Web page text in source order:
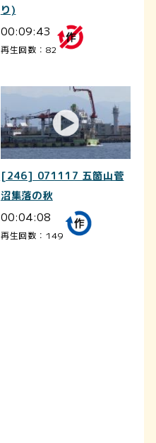
り)
00:09:43
再生回数：82
[246] 071117 五箇山菅
沼集落の秋
00:04:08
再生回数：149